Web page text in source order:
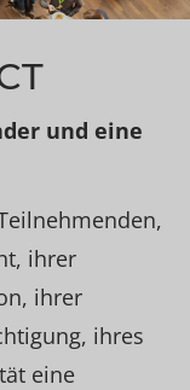
und eine
ihrer
ihrer
ihres
eine